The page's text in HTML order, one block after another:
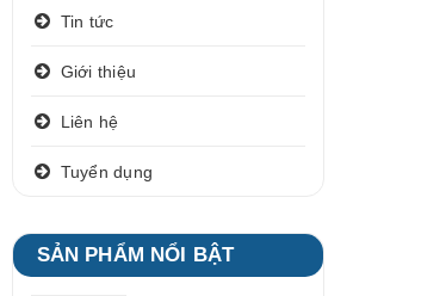
Tin tức
Giới thiệu
Liên hệ
Tuyển dụng
SẢN PHẨM NỔI BẬT